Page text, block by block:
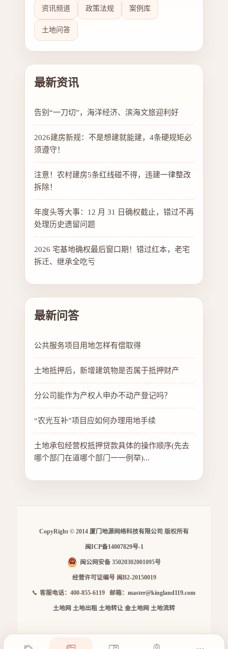
资讯频道 政策法规 案例库
土地问答
最新资讯
告别“一刀切”，海洋经济、滨海文旅迎利好
2026建房新规：不是想建就能建，4条硬规矩必
须遵守！
注意！农村建房5条红线碰不得，违建一律整改
拆除！
年度头等大事：12 月 31 日确权截止，错过不再
处理历史遗留问题
2026 宅基地确权最后窗口期！错过红本，老宅
拆迁、继承全吃亏
最新问答
公共服务项目用地怎样有偿取得
土地抵押后，新增建筑物是否属于抵押财产
分公司能作为产权人申办不动产登记吗？
“农光互补”项目应如何办理用地手续
土地承包经营权抵押贷款具体的操作顺序(先去
哪个部门在道哪个部门一一例举)...
CopyRight © 2014 厦门地源网络科技有限公司 版权所有
闽ICP备14007829号-1
闽公网安备 35020302001095号
经营许可证编号 闽B2-20150019
客服电话：400-855-6119 邮箱： master@kingland119.com
土地网 土地出租 土地转让 金土地网 土地流转